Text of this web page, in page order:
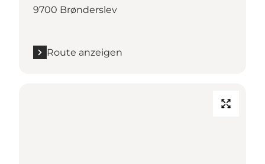
9700 Brønderslev
Route anzeigen